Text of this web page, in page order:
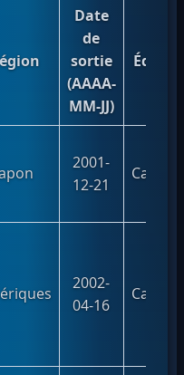
Date
de
sortie
(AAAA-
MM-JJ)
2001-
12-21
2002-
04-16